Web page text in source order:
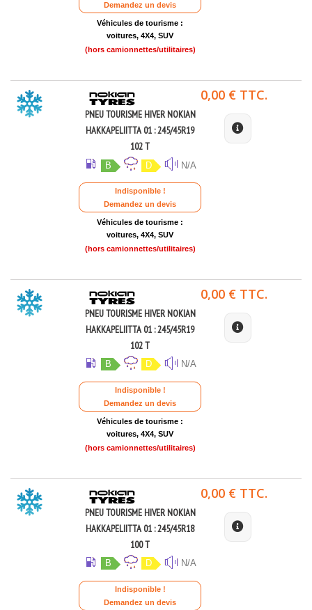
Demandez un devis
Véhicules de tourisme :
voitures, 4X4, SUV
(hors camionnettes/utilitaires)
PNEU TOURISME HIVER NOKIAN
HAKKAPELIITTA 01 : 245/45R19
102 T
B D N/A
Indisponible !
Demandez un devis
Véhicules de tourisme :
voitures, 4X4, SUV
(hors camionnettes/utilitaires)
0,00 € TTC.
PNEU TOURISME HIVER NOKIAN
HAKKAPELIITTA 01 : 245/45R19
102 T
B D N/A
Indisponible !
Demandez un devis
Véhicules de tourisme :
voitures, 4X4, SUV
(hors camionnettes/utilitaires)
0,00 € TTC.
PNEU TOURISME HIVER NOKIAN
HAKKAPELIITTA 01 : 245/45R18
100 T
B D N/A
Indisponible !
Demandez un devis
0,00 € TTC.